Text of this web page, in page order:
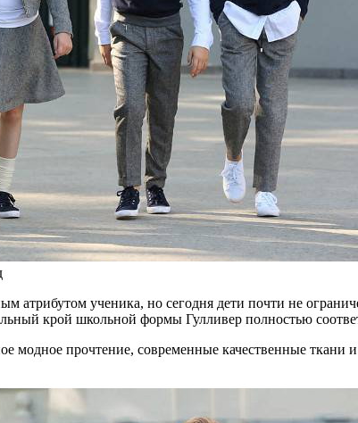
атрибутом ученика, но сегодня дети почти не
крой школьной формы Гулливер полностью
прочтение, современные качественные ткани и